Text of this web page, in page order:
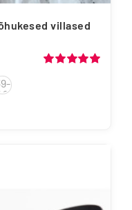
villased